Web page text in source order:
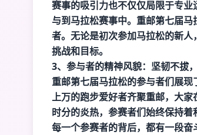
赛事的吸引力也不仅仅局限于专
与到马拉松赛事中。重邮第七届
者。无论是初次参加马拉松的新
挑战和目标。
3、参与者的精神风貌：坚韧不拔
重邮第七届马拉松的参与者们展
上万的跑步爱好者齐聚重邮，大
时分的炎热，参赛者们始终保持着
每一个参赛者的背后，都有一段奋